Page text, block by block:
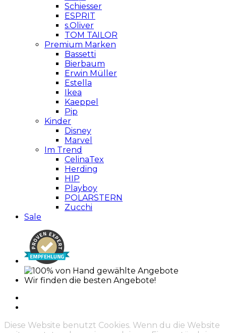
Schiesser
ESPRIT
s.Oliver
TOM TAILOR
Premium Marken
Bassetti
Bierbaum
Erwin Müller
Estella
Ikea
Kaeppel
Pip
Kinder
Disney
Marvel
Im Trend
CelinaTex
Herding
HIP
Playboy
POLARSTERN
Zucchi
Sale
Wir finden die besten Angebote!
Diese Website benutzt Cookies. Wenn du die Website